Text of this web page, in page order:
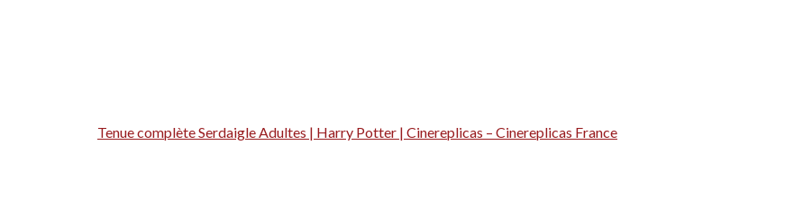
Tenue complète Serdaigle Adultes | Harry Potter | Cinereplicas – Cinereplicas France